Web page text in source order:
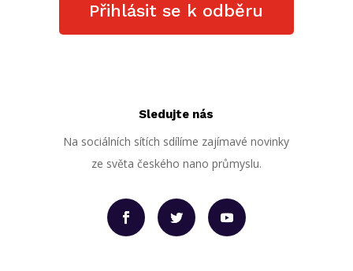
Přihlásit se k odběru
Sledujte nás
Na sociálních sítích sdílíme zajímavé novinky
ze světa českého nano průmyslu.